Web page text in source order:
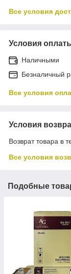
Все условия
Условия
Наличными
Безналичный
Все условия
Условия
Возврат товара в
Все условия
Подобные